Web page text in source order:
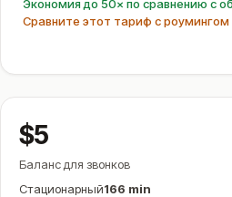
Экономия до 50× по сравнению с
Сравните этот тариф с роумингом
$5
Баланс для звонков
Стационарный166 min